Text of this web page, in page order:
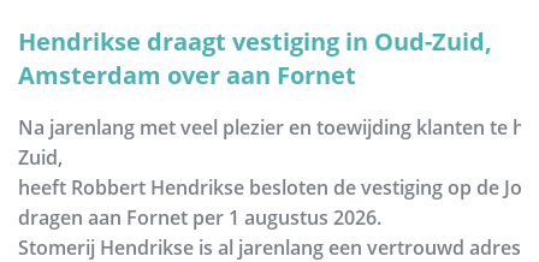
Hendrikse draagt vestiging in Oud-Zuid,
Amsterdam over aan Fornet
Na jarenlang met veel plezier en toewijding klanten te
Zuid,
heeft Robbert Hendrikse besloten de vestiging op de
dragen aan Fornet per 1 augustus 2026.
Stomerij Hendrikse is al jarenlang een vertrouwd adres